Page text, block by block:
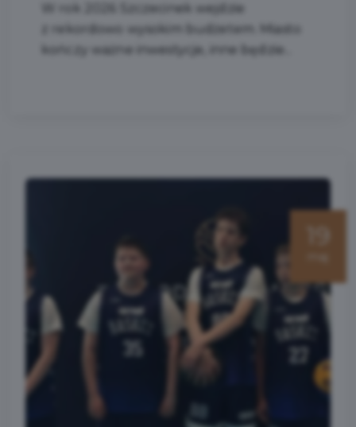
W rok 2026 Szczecinek wejdzie
z rekordowo wysokim budżetem. Miasto
kończy ważne inwestycje, inne będzie...
19